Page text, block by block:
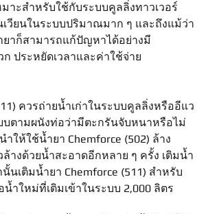
มาะสำหรับใช้กับระบบคูลลิ่งทาวเวอร์
ยนในระบบปริมาณมาก ๆ และถึงแม้ว่า
าก็สามารถแก้ปัญหาได้อย่างมี
ประหยัดเวลาและค่าใช้จ่าย
ควรถ่ายน้ำเก่าในระบบคูลลิ่งหรืออีแว
ตามผนังท่อว่ามีตะกรันจับหนาหรือไม่
ให้ใช้น้ำยา Chemforce (502) ล้าง
างด้วยน้ำสะอาดอีกหลาย ๆ ครั้ง เติมน้ำ
เติมน้ำยา Chemforce (511) สำหรับ
ำใหม่ที่เติมเข้าในระบบ 2,000 ลิตร